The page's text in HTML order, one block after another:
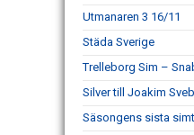
Utmanaren 3 16/11
Städa Sverige
Trelleborg Sim –
Silver till Joakim
Säsongens sista